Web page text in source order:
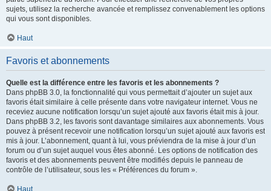
sujets, utilisez la recherche avancée et remplissez convenablement les options
qui vous sont disponibles.
Haut
Favoris et abonnements
Quelle est la différence entre les favoris et les abonnements ?
Dans phpBB 3.0, la fonctionnalité qui vous permettait d’ajouter un sujet aux
favoris était similaire à celle présente dans votre navigateur internet. Vous ne
receviez aucune notification lorsqu’un sujet ajouté aux favoris était mis à jour.
Dans phpBB 3.2, les favoris sont davantage similaires aux abonnements. Vous
pouvez à présent recevoir une notification lorsqu’un sujet ajouté aux favoris est
mis à jour. L’abonnement, quant à lui, vous préviendra de la mise à jour d’un
forum ou d’un sujet auquel vous êtes abonné. Les options de notification des
favoris et des abonnements peuvent être modifiés depuis le panneau de
contrôle de l’utilisateur, sous les « Préférences du forum ».
Haut